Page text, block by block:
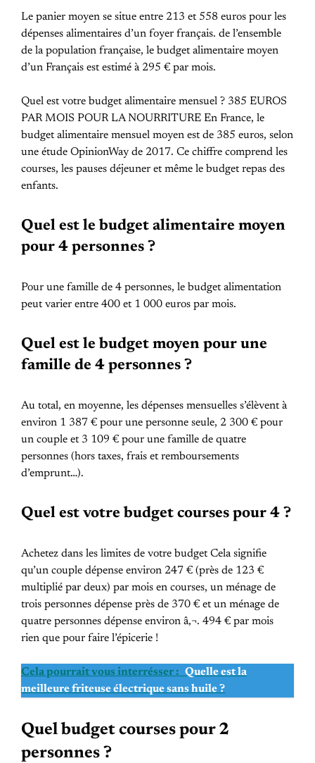
Le panier moyen se situe entre 213 et 558 euros pour les
dépenses alimentaires d’un foyer français. de l’ensemble
de la population française, le budget alimentaire moyen
d’un Français est estimé à 295 € par mois.
Quel est votre budget alimentaire mensuel ? 385 EUROS
PAR MOIS POUR LA NOURRITURE En France, le
budget alimentaire mensuel moyen est de 385 euros, selon
une étude OpinionWay de 2017. Ce chiffre comprend les
courses, les pauses déjeuner et même le budget repas des
enfants.
Quel est le budget alimentaire moyen
pour 4 personnes ?
Pour une famille de 4 personnes, le budget alimentation
peut varier entre 400 et 1 000 euros par mois.
Quel est le budget moyen pour une
famille de 4 personnes ?
Au total, en moyenne, les dépenses mensuelles s’élèvent à
environ 1 387 € pour une personne seule, 2 300 € pour
un couple et 3 109 € pour une famille de quatre
personnes (hors taxes, frais et remboursements
d’emprunt…).
Quel est votre budget courses pour 4 ?
Achetez dans les limites de votre budget Cela signifie
qu’un couple dépense environ 247 € (près de 123 €
multiplié par deux) par mois en courses, un ménage de
trois personnes dépense près de 370 € et un ménage de
quatre personnes dépense environ â‚¬. 494 € par mois
rien que pour faire l’épicerie !
Cela pourrait vous interrésser : Quelle est la
meilleure friteuse électrique sans huile ?
Quel budget courses pour 2
personnes ?